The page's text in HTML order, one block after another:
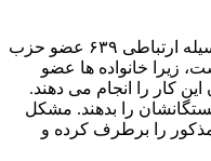
وی افزود: ۵۳ شماره تلفن به عنوان وسیله ارتباطی ۶۳۹ عضو حزب
زیرا خانواده ها عضو
کار را انجام می دهند.
را بدهند. مشکل
را برطرف کرده و